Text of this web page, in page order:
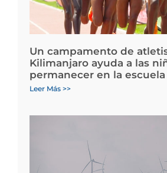
Un campamento de
Kilimanjaro ayuda a las
permanecer en la escuela
Leer Más >>